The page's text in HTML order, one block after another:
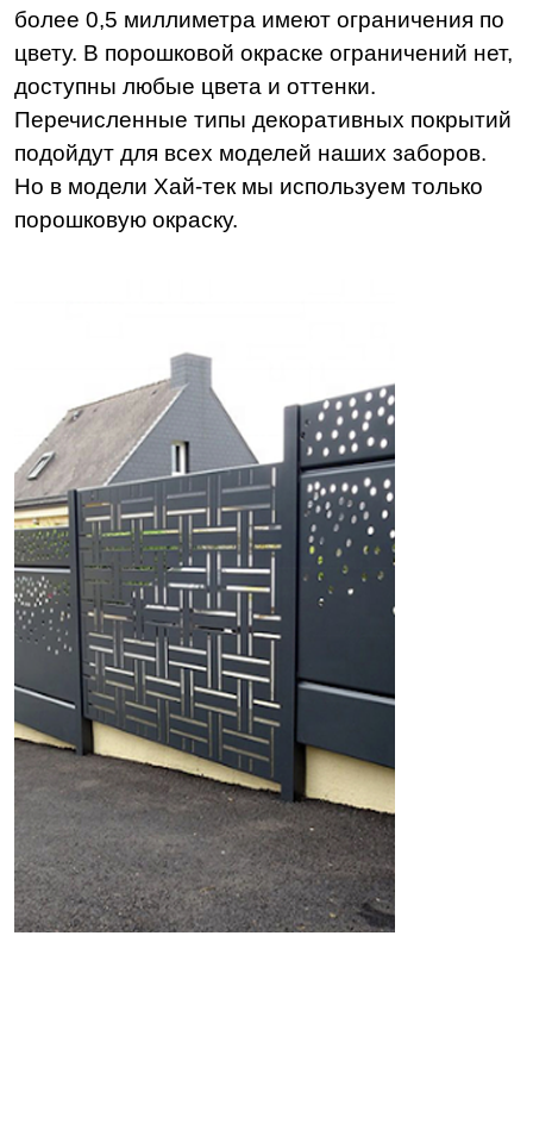
более 0,5 миллиметра имеют ограничения по
цвету. В порошковой окраске ограничений нет,
доступны любые цвета и оттенки.
Перечисленные типы декоративных покрытий
подойдут для всех моделей наших заборов.
Но в модели Хай-тек мы используем только
порошковую окраску.